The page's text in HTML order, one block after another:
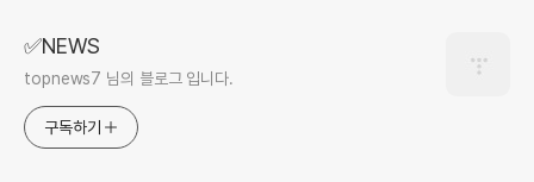
✅NEWS
topnews7 님의 블로그 입니다.
구독하기